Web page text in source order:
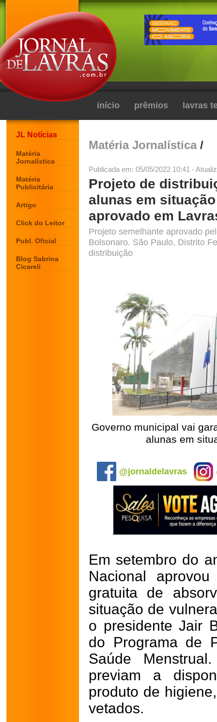
início prêmios lavras
JL Notícias
Matéria
Jornalística
Matéria
Publicitária
Artigo
Click do Leitor
Publ. Oficial
Blog Sabrina
Cicareli
Matéria Jornalística/
Publicada em: 05/05/2022 10:41 -
Projeto de
alunas em
aprovado em
Projeto semelhante aprovado
Bolsonaro. São Paulo, Distrito
distribuição
Governo municipal vai
alunas em
@jornaldelavras
Em setembro do
Nacional
gratuita de
situação de
o presidente Jair
do Programa de
Saúde
previam a
produto de
vetados.